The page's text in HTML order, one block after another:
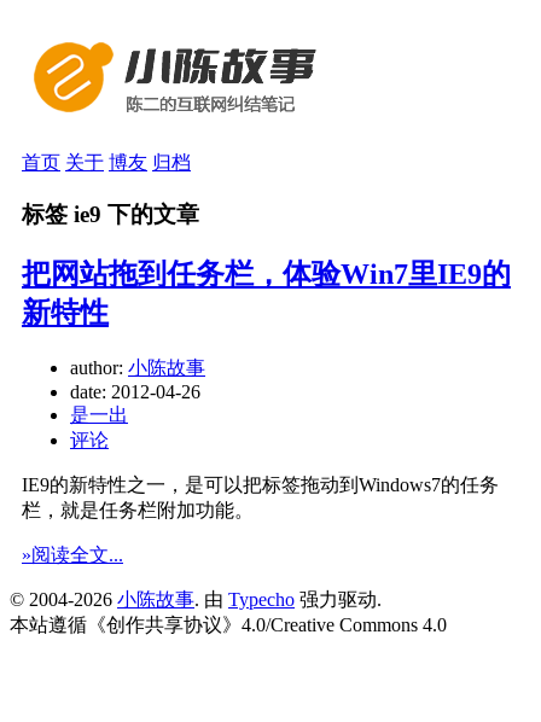
首页 关于 博友 归档
标签 ie9 下的文章
把网站拖到任务栏，体验Win7里IE9的
新特性
author: 小陈故事
date: 2012-04-26
是一出
评论
IE9的新特性之一，是可以把标签拖动到Windows7的任务
栏，就是任务栏附加功能。
»阅读全文...
© 2004-2026 小陈故事. 由 Typecho 强力驱动.
本站遵循《创作共享协议》4.0/Creative Commons 4.0